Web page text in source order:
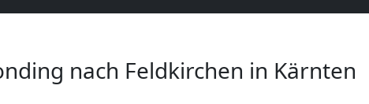
nach Feldkirchen in Kärnten